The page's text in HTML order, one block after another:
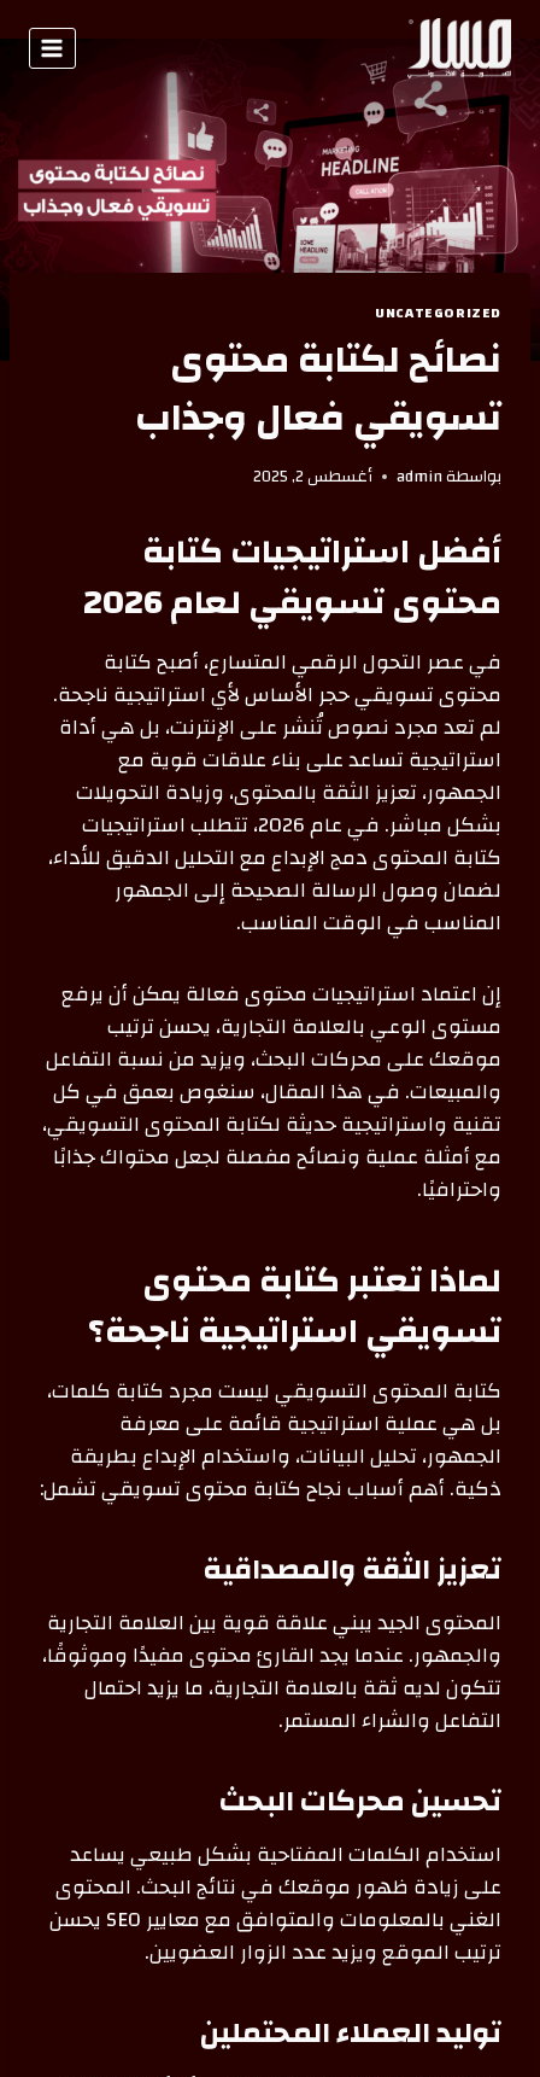
UNCATEGORIZED
نصائح لكتابة محتوى
تسويقي فعال وجذاب
بواسطةadmin أغسطس 2, 2025
أفضل استراتيجيات كتابة
محتوى تسويقي لعام 2026
في عصر التحول الرقمي المتسارع، أصبح كتابة
محتوى تسويقي حجر الأساس لأي استراتيجية ناجحة.
لم تعد مجرد نصوص تُنشر على الإنترنت، بل هي أداة
استراتيجية تساعد على بناء علاقات قوية مع
الجمهور، تعزيز الثقة بالمحتوى، وزيادة التحويلات
بشكل مباشر. في عام 2026، تتطلب استراتيجيات
كتابة المحتوى دمج الإبداع مع التحليل الدقيق للأداء،
لضمان وصول الرسالة الصحيحة إلى الجمهور
المناسب في الوقت المناسب.
إن اعتماد استراتيجيات محتوى فعالة يمكن أن يرفع
مستوى الوعي بالعلامة التجارية، يحسن ترتيب
موقعك على محركات البحث، ويزيد من نسبة التفاعل
والمبيعات. في هذا المقال، سنغوص بعمق في كل
تقنية واستراتيجية حديثة لكتابة المحتوى التسويقي،
مع أمثلة عملية ونصائح مفصلة لجعل محتواك جذابًا
واحترافيًا.
لماذا تعتبر كتابة محتوى
تسويقي استراتيجية ناجحة؟
كتابة المحتوى التسويقي ليست مجرد كتابة كلمات،
بل هي عملية استراتيجية قائمة على معرفة
الجمهور، تحليل البيانات، واستخدام الإبداع بطريقة
ذكية. أهم أسباب نجاح كتابة محتوى تسويقي تشمل:
تعزيز الثقة والمصداقية
المحتوى الجيد يبني علاقة قوية بين العلامة التجارية
والجمهور. عندما يجد القارئ محتوى مفيدًا وموثوقًا،
تتكون لديه ثقة بالعلامة التجارية، ما يزيد احتمال
التفاعل والشراء المستمر.
تحسين محركات البحث
استخدام الكلمات المفتاحية بشكل طبيعي يساعد
على زيادة ظهور موقعك في نتائج البحث. المحتوى
الغني بالمعلومات والمتوافق مع معايير SEO يحسن
ترتيب الموقع ويزيد عدد الزوار العضويين.
توليد العملاء المحتملين